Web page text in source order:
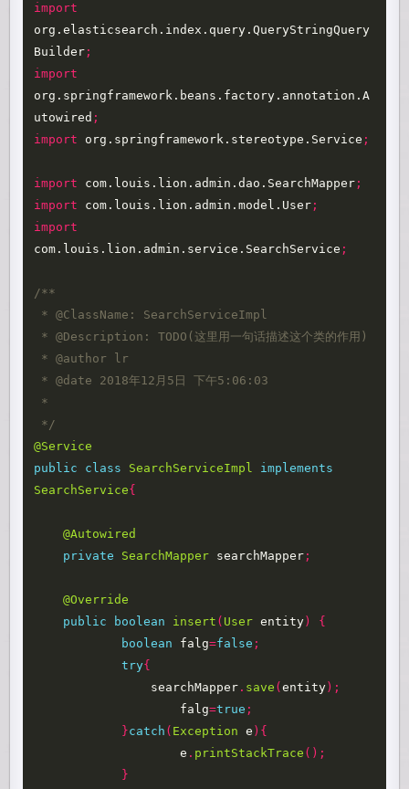
import
org.elasticsearch.index.query.QueryStringQuery
Builder ;
import
org.springframework.beans.factory.annotation.A
utowired ;
import
org.springframework.stereotype.Service ;
import com.louis.lion.admin.dao.SearchMapper ;
import
com.louis.lion.admin.model.User ;
import
com.louis.lion.admin.service.SearchService ;
/**
*/
@Service
public
class SearchServiceImpl
implements
SearchService{
@Autowired
private
SearchMapper searchMapper ;
@Override
public
boolean insert ( User entity )
{
boolean
falg=false ;
try{
searchMapper . save (entity );
falg=true ;
}catch ( Exception e ){
e . printStackTrace ();
}